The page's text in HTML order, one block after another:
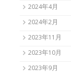
2024年4月
2024年2月
2023年11月
2023年10月
2023年9月